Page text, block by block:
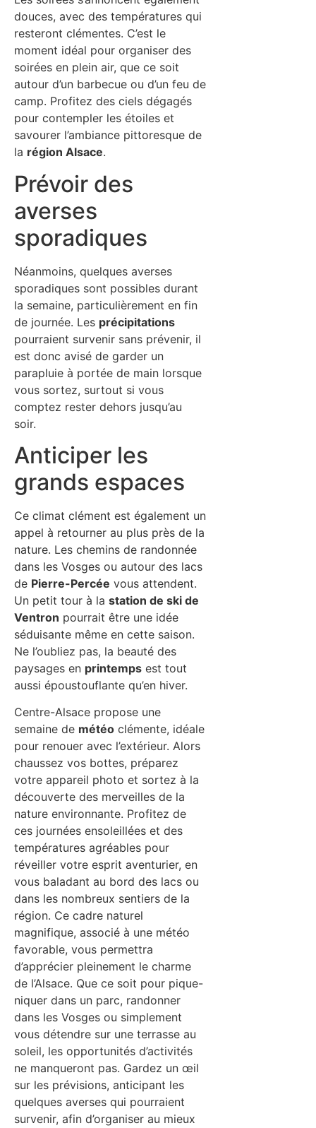
douces, avec des températures qui
resteront clémentes. C’est le
moment idéal pour organiser des
soirées en plein air, que ce soit
autour d’un barbecue ou d’un feu de
camp. Profitez des ciels dégagés
pour contempler les étoiles et
savourer l’ambiance pittoresque de
la région Alsace.
Prévoir des
averses
sporadiques
Néanmoins, quelques averses
sporadiques sont possibles durant
la semaine, particulièrement en fin
de journée. Les précipitations
pourraient survenir sans prévenir, il
est donc avisé de garder un
parapluie à portée de main lorsque
vous sortez, surtout si vous
comptez rester dehors jusqu’au
soir.
Anticiper les
grands espaces
Ce climat clément est également un
appel à retourner au plus près de la
nature. Les chemins de randonnée
dans les Vosges ou autour des lacs
de Pierre-Percée vous attendent.
Un petit tour à la station de ski de
Ventron pourrait être une idée
séduisante même en cette saison.
Ne l’oubliez pas, la beauté des
paysages en printemps est tout
aussi époustouflante qu’en hiver.
Centre-Alsace propose une
semaine de météo clémente, idéale
pour renouer avec l’extérieur. Alors
chaussez vos bottes, préparez
votre appareil photo et sortez à la
découverte des merveilles de la
nature environnante. Profitez de
ces journées ensoleillées et des
températures agréables pour
réveiller votre esprit aventurier, en
vous baladant au bord des lacs ou
dans les nombreux sentiers de la
région. Ce cadre naturel
magnifique, associé à une météo
favorable, vous permettra
d’apprécier pleinement le charme
de l’Alsace. Que ce soit pour pique-
niquer dans un parc, randonner
dans les Vosges ou simplement
vous détendre sur une terrasse au
soleil, les opportunités d’activités
ne manqueront pas. Gardez un œil
sur les prévisions, anticipant les
quelques averses qui pourraient
survenir, afin d’organiser au mieux